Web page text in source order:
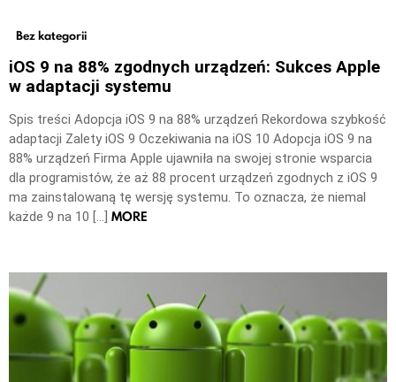
Bez kategorii
iOS 9 na 88% zgodnych urządzeń: Sukces Apple
w adaptacji systemu
Spis treści Adopcja iOS 9 na 88% urządzeń Rekordowa szybkość
adaptacji Zalety iOS 9 Oczekiwania na iOS 10 Adopcja iOS 9 na
88% urządzeń Firma Apple ujawniła na swojej stronie wsparcia
dla programistów, że aż 88 procent urządzeń zgodnych z iOS 9
ma zainstalowaną tę wersję systemu. To oznacza, że niemal
każde 9 na 10 […] MORE